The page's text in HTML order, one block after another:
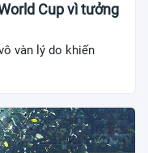
Cup vì tưởng
vàn lý do khiến